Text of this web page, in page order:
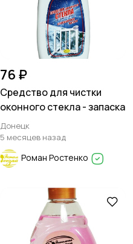
76 ₽
Средство для чистки
оконного стекла - запаска
Донецк
5 месяцев назад
Роман Ростенко